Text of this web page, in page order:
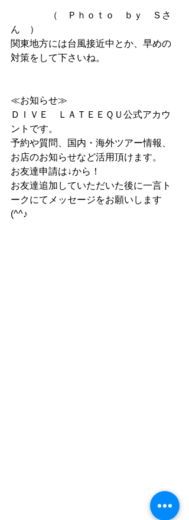
（　Ｐｈｏｔｏ　ｂｙ　Ｓさ
ん　）
関東地方には台風接近中とか、早めの
対策をして下さいね。
≪お知らせ≫
ＤＩＶＥ　ＬＡＴＥＥＱＵ公式アカウ
ントです。
予約や質問、国内・海外ツアー情報、
お店のお知らせなど活用頂けます。
お友達申請は↓から！
お友達追加していただいた後に一言ト
ークにてメッセージをお願いします
(^^♪